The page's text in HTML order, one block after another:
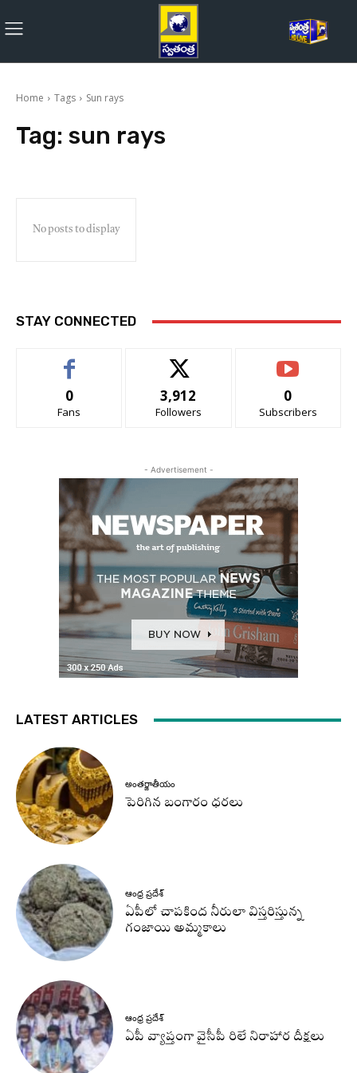
Home Tags Sun rays
Tag: sun rays
No posts to display
STAY CONNECTED
0
Fans
3,912
Followers
0
Subscribers
- Advertisement -
LATEST ARTICLES
అంతర్జాతీయం
పెరిగిన బంగారం ధరలు
ఆంధ్ర ప్రదేశ్
ఏపీలో చాపకింద నీరులా విస్తరిస్తున్న
గంజాయి అమ్మకాలు
ఆంధ్ర ప్రదేశ్
ఏపీ వ్యాప్తంగా వైసీపీ రిలే నిరాహార దీక్షలు